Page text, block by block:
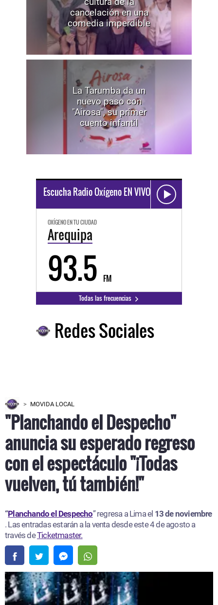
cancelación en una
comedia imperdible
La Tarumba da un
nuevo paso con
"Airosa", su primer
cuento infantil
Escucha Radio Oxígeno EN VIVO
OXÍGENO EN TU CIUDAD
Arequipa
93.5 FM
Todas las frecuencias
Redes Sociales
MOVIDA LOCAL
"Planchando el Despecho"
anuncia su esperado regreso
con el espectáculo "¡Todas
vuelven, tú también!"
“Planchando el Despecho” regresa a Lima el 13 de noviembre
. Las entradas estarán a la venta desde este 4 de agosto a
través deTicketmaster.